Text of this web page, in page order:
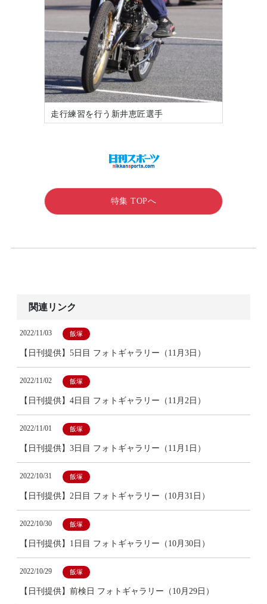
走行練習を行う新井恵匠選手
特集 TOPへ
関連リンク
2022/11/03 飯塚
【日刊提供】5日目 フォトギャラリー（11月3日）
2022/11/02 飯塚
【日刊提供】4日目 フォトギャラリー（11月2日）
2022/11/01 飯塚
【日刊提供】3日目 フォトギャラリー（11月1日）
2022/10/31 飯塚
【日刊提供】2日目 フォトギャラリー（10月31日）
2022/10/30 飯塚
【日刊提供】1日目 フォトギャラリー（10月30日）
2022/10/29 飯塚
【日刊提供】前検日 フォトギャラリー（10月29日）